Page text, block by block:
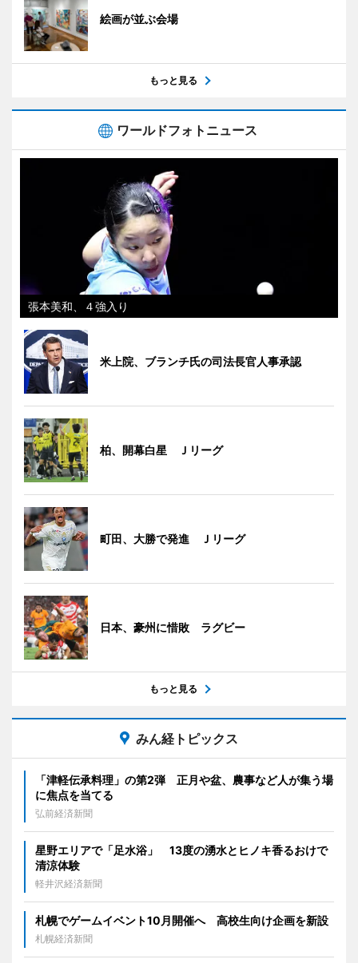
絵画が並ぶ会場
もっと見る
ワールドフォトニュース
張本美和、４強入り
米上院、ブランチ氏の司法長官人事承認
柏、開幕白星 Ｊリーグ
町田、大勝で発進 Ｊリーグ
日本、豪州に惜敗 ラグビー
もっと見る
みん経トピックス
「津軽伝承料理」の第2弾 正月や盆、農事など人が集う場
に焦点を当てる
弘前経済新聞
星野エリアで「足水浴」 13度の湧水とヒノキ香るおけで
清涼体験
軽井沢経済新聞
札幌でゲームイベント10月開催へ 高校生向け企画を新設
札幌経済新聞